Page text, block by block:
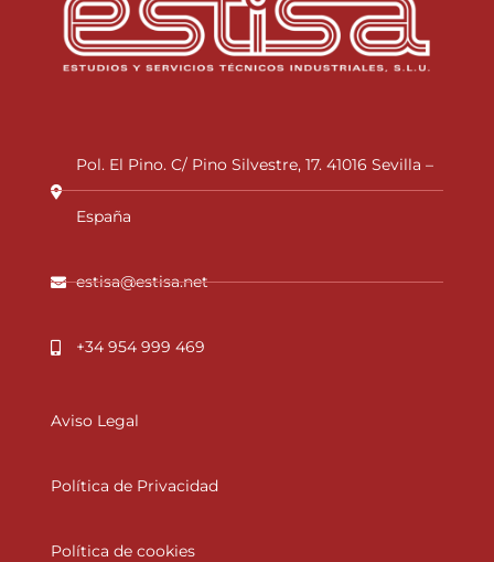
Pol. El Pino. C/ Pino Silvestre, 17. 41016 Sevilla –
España
estisa@estisa.net
+34 954 999 469
Aviso Legal
Política de Privacidad
Política de cookies